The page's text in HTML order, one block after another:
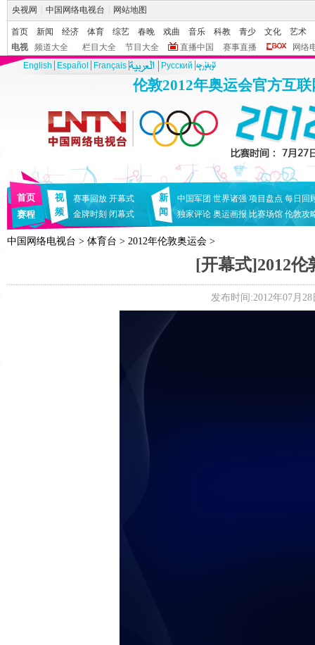
央视网 中国网络电视台 网站地图
首页 新闻 经济 体育 综艺 春晚 戏曲 音乐 科教 青少 文化
艺术
电视
频道大全 栏目大全 节目大全 直播中国 赛事直播
网络
English
Español Français Pусский
伦敦2012年奥运会官方互
首页
赛程
视
频
赛事回放 开幕式
金牌时刻 闭幕式
新
闻
中国军团 世界诸强 项目盘点 每日回
独家评论 奥运画报 比赛场馆 伦敦攻
中国网络电视台 > 体育台 > 2012年伦敦奥运会 >
[开幕式]2012
发布时间:2012年07月